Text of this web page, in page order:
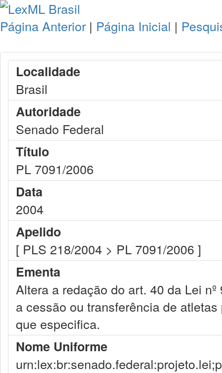
Página Anterior | Página Inicial |
Localidade
Brasil
Autoridade
Senado Federal
Título
PL 7091/2006
Data
2004
Apelido
[ PLS 218/2004 > PL 7091/2006 ]
Ementa
Altera a redação do art. 40 da Lei
a cessão ou transferência de
que especifica.
Nome Uniforme